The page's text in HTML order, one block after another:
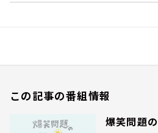
この記事の番組情報
爆笑問題